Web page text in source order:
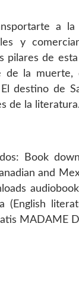
a
y
pilares de
de la
El destino de
de la
Book
and
(English
MADAME